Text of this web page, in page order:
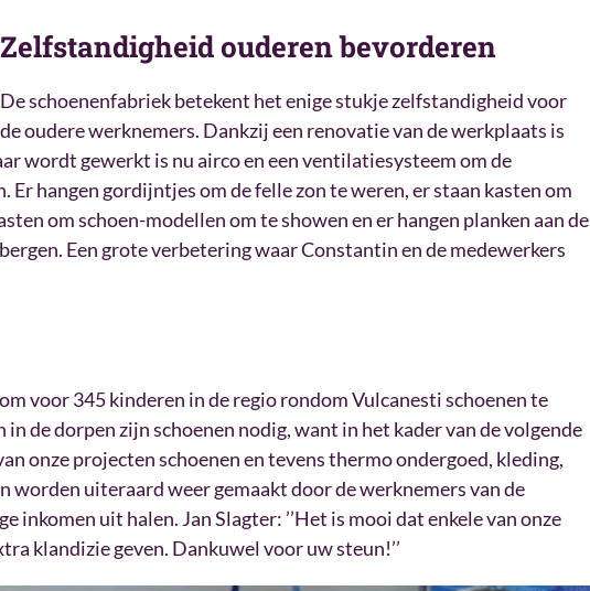
Zelfstandigheid ouderen bevorderen
De schoenenfabriek betekent het enige stukje zelfstandigheid voor
de oudere werknemers. Dankzij een renovatie van de werkplaats is
wordt gewerkt is nu airco en een ventilatiesysteem om de
hangen gordijntjes om de felle zon te weren, er staan kasten om
om schoen-modellen om te showen en er hangen planken aan de
Een grote verbetering waar Constantin en de medewerkers
voor 345 kinderen in de regio rondom Vulcanesti schoenen te
in de dorpen zijn schoenen nodig, want in het kader van de volgende
onze projecten schoenen en tevens thermo ondergoed, kleding,
worden uiteraard weer gemaakt door de werknemers van de
inkomen uit halen. Jan Slagter: ’’Het is mooi dat enkele van onze
klandizie geven. Dankuwel voor uw steun!’’